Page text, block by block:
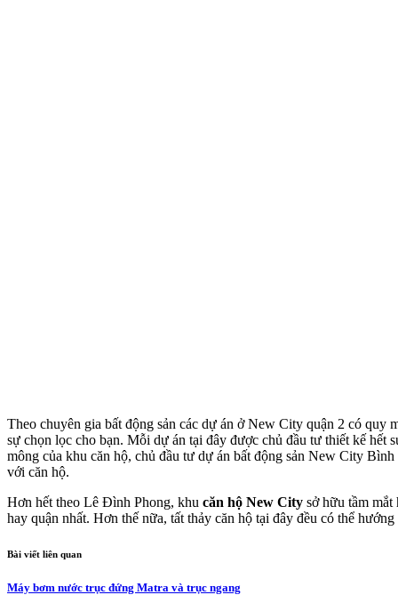
Theo chuyên gia bất động sản các dự án ở New City quận 2 có
sự chọn lọc cho bạn. Mỗi dự án tại đây được chủ đầu tư thiết kế hết
mông của khu căn hộ, chủ đầu tư dự án bất động sản New City
với căn hộ.
Hơn hết theo Lê Đình Phong, khu căn hộ New City sở hữu tầm
hay quận nhất. Hơn thế nữa, tất thảy căn hộ tại đây đều có thể
Bài viết liên quan
Máy bơm nước trục đứng Matra và trục ngang